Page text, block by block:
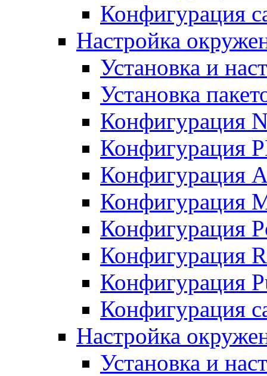
Конфигурация
Настройка
Установка и
Установка
Конфигурация
Конфигурация
Конфигурация
Конфигурация
Конфигурация
Конфигурация
Конфигурация
Конфигурация
Настройка
Установка и